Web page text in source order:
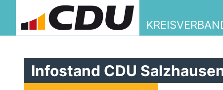
Infostand CDU